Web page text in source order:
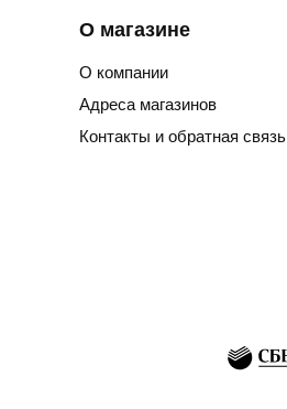
О магазине
О компании
Адреса магазинов
Контакты и обратная связь